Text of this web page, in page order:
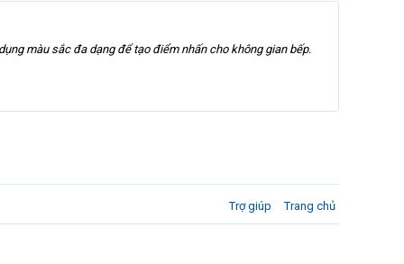
màu sắc đa dạng để tạo điểm nhấn cho không gian bếp.
Trợ giúp Trang chủ